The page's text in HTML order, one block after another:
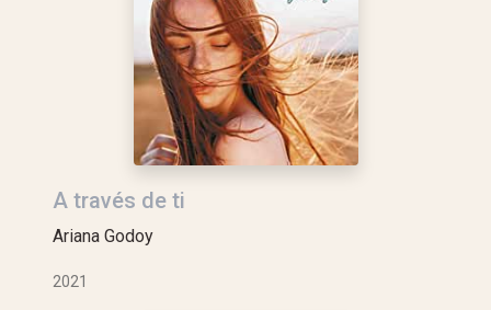
A través de ti
Ariana Godoy
2021